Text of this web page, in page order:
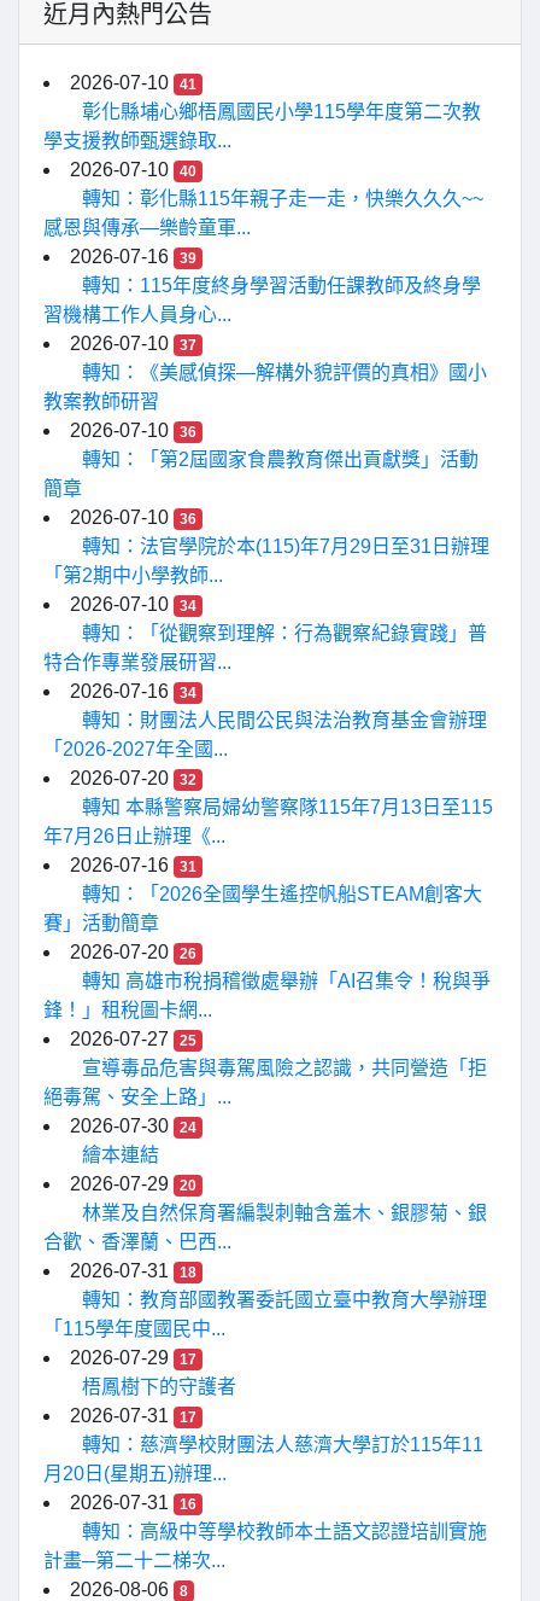
近月內熱門公告
2026-07-10 41
彰化縣埔心鄉梧鳳國民小學115學年度第二次教
學支援教師甄選錄取...
2026-07-10
40
轉知：彰化縣115年親子走一走，快樂久久久~~
感恩與傳承—樂齡童軍...
2026-07-16
39
轉知：115年度終身學習活動任課教師及終身學
習機構工作人員身心...
2026-07-10
37
轉知：《美感偵探—解構外貌評價的真相》國小
教案教師研習
2026-07-10
36
轉知：「第2屆國家食農教育傑出貢獻獎」活動
簡章
2026-07-10
36
轉知：法官學院於本(115)年7月29日至31日辦理
「第2期中小學教師...
2026-07-10
34
轉知：「從觀察到理解：行為觀察紀錄實踐」普
特合作專業發展研習...
2026-07-16
34
轉知：財團法人民間公民與法治教育基金會辦理
「2026-2027年全國...
2026-07-20
32
轉知 本縣警察局婦幼警察隊115年7月13日至115
年7月26日止辦理《...
2026-07-16
31
轉知：「2026全國學生遙控帆船STEAM創客大
賽」活動簡章
2026-07-20
26
轉知 高雄市稅捐稽徵處舉辦「AI召集令！稅與爭
鋒！」租稅圖卡網...
2026-07-27
25
宣導毒品危害與毒駕風險之認識，共同營造「拒
絕毒駕、安全上路」...
2026-07-30
24
繪本連結
2026-07-29
20
林業及自然保育署編製刺軸含羞木、銀膠菊、銀
合歡、香澤蘭、巴西...
2026-07-31
18
轉知：教育部國教署委託國立臺中教育大學辦理
「115學年度國民中...
2026-07-29
17
梧鳳樹下的守護者
2026-07-31
17
轉知：慈濟學校財團法人慈濟大學訂於115年11
月20日(星期五)辦理...
2026-07-31
16
轉知：高級中等學校教師本土語文認證培訓實施
計畫─第二十二梯次...
2026-08-06
8